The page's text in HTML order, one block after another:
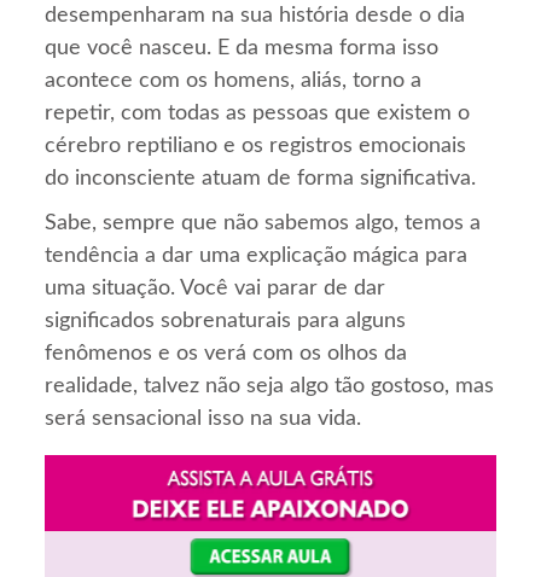
desempenharam na sua história desde o dia
que você nasceu. E da mesma forma isso
acontece com os homens, aliás, torno a
repetir, com todas as pessoas que existem o
cérebro reptiliano e os registros emocionais
do inconsciente atuam de forma significativa.
Sabe, sempre que não sabemos algo, temos a
tendência a dar uma explicação mágica para
uma situação. Você vai parar de dar
significados sobrenaturais para alguns
fenômenos e os verá com os olhos da
realidade, talvez não seja algo tão gostoso, mas
será sensacional isso na sua vida.